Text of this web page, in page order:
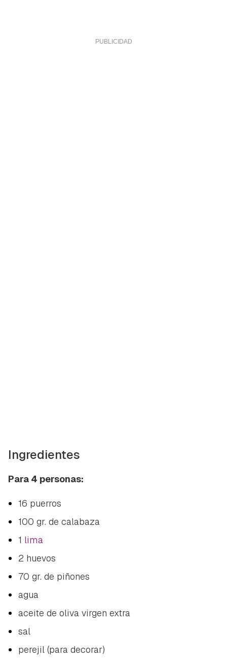
Ingredientes
Para 4 personas:
16 puerros
100 gr. de calabaza
1 lima
2 huevos
70 gr. de piñones
agua
aceite de oliva virgen extra
sal
perejil (para decorar)